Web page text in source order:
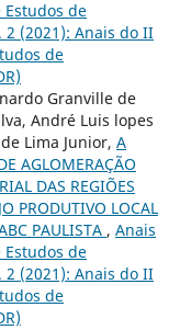
de
2 (2021): Anais do II
de
Granville de
André Luis lopes
Lima Junior, A
AGLOMERAÇÃO
DAS REGIÕES
PRODUTIVO LOCAL
PAULISTA , Anais
de
2 (2021): Anais do II
de